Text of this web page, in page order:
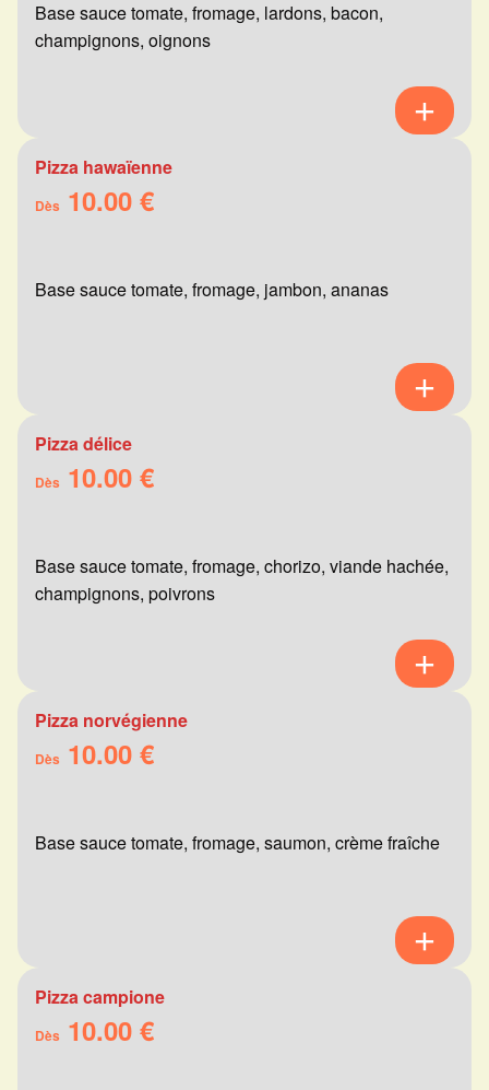
Base sauce tomate, fromage, lardons, bacon,
champignons, oignons
Pizza hawaïenne
Dès 10.00 €
Base sauce tomate, fromage, jambon, ananas
Pizza délice
Dès 10.00 €
Base sauce tomate, fromage, chorizo, viande hachée,
champignons, poivrons
Pizza norvégienne
Dès 10.00 €
Base sauce tomate, fromage, saumon, crème fraîche
Pizza campione
Dès 10.00 €